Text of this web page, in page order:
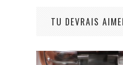
TU DEVRAIS